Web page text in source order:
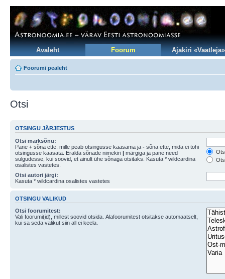
Avaleht Foorum Ajakiri «Vaatleja»
Foorumi pealeht
Otsi
OTSINGU JÄRJESTUS
Otsi märksõnu:
Pane + sõna ette, mille peab otsingusse kaasama ja - sõna ette, mida ei tohi
otsingusse kaasata. Eralda sõnade nimekiri | märgiga ja pane need
sulgudesse, kui soovid, et ainult ühe sõnaga otsitaks. Kasuta * wildcardina
osalistes vastetes.
Otsi autori järgi:
Kasuta * wildcardina osalistes vastetes
OTSINGU VALIKUD
Otsi foorumitest:
Vali foorumi(id), millest soovid otsida. Alafoorumitest otsitakse automaatselt,
kui sa seda valikut siin all ei keela.